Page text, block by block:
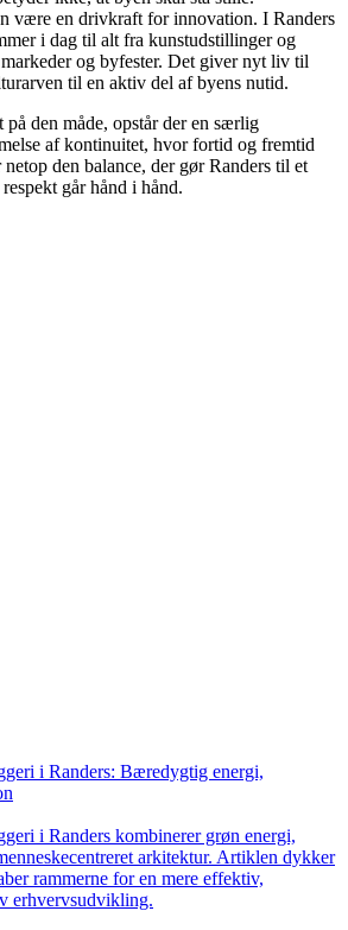
være en drivkraft for innovation. I Randers
i dag til alt fra kunstudstillinger og
og byfester. Det giver nyt liv til
til en aktiv del af byens nutid.
den måde, opstår der en særlig
af kontinuitet, hvor fortid og fremtid
den balance, der gør Randers til et
går hånd i hånd.
i Randers: Bæredygtig energi,
i Randers kombinerer grøn energi,
arkitektur. Artiklen dykker
rammerne for en mere effektiv,
erhvervsudvikling.